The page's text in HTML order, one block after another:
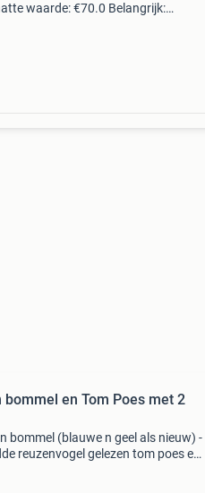
waarde: €70.0 Belangrijk:
bommel en Tom Poes met 2
bommel (blauwe n geel als nieuw) -
gelezen tom poes en